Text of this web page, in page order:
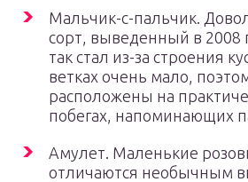
Мальчик-с-пальчик.
сорт, выведенный в 2008
так стал из-за строения
ветках очень мало,
расположены на
побегах, напоминающих
Амулет. Маленькие
отличаются необычным